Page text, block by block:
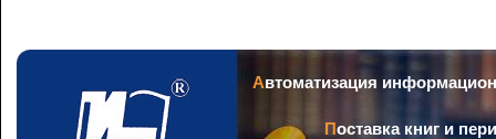
Автоматизация
Поставка книг и